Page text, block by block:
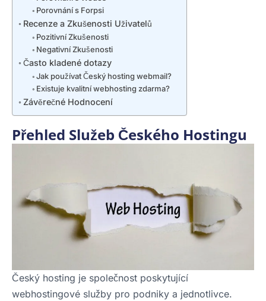
Porovnání s Forpsi
Recenze a Zkušenosti Uživatelů
Pozitivní Zkušenosti
Negativní Zkušenosti
Často kladené dotazy
Jak používat Český hosting webmail?
Existuje kvalitní webhosting zdarma?
Závěrečné Hodnocení
Přehled Služeb Českého Hostingu
Český hosting je společnost poskytující
webhostingové služby pro podniky a jednotlivce.